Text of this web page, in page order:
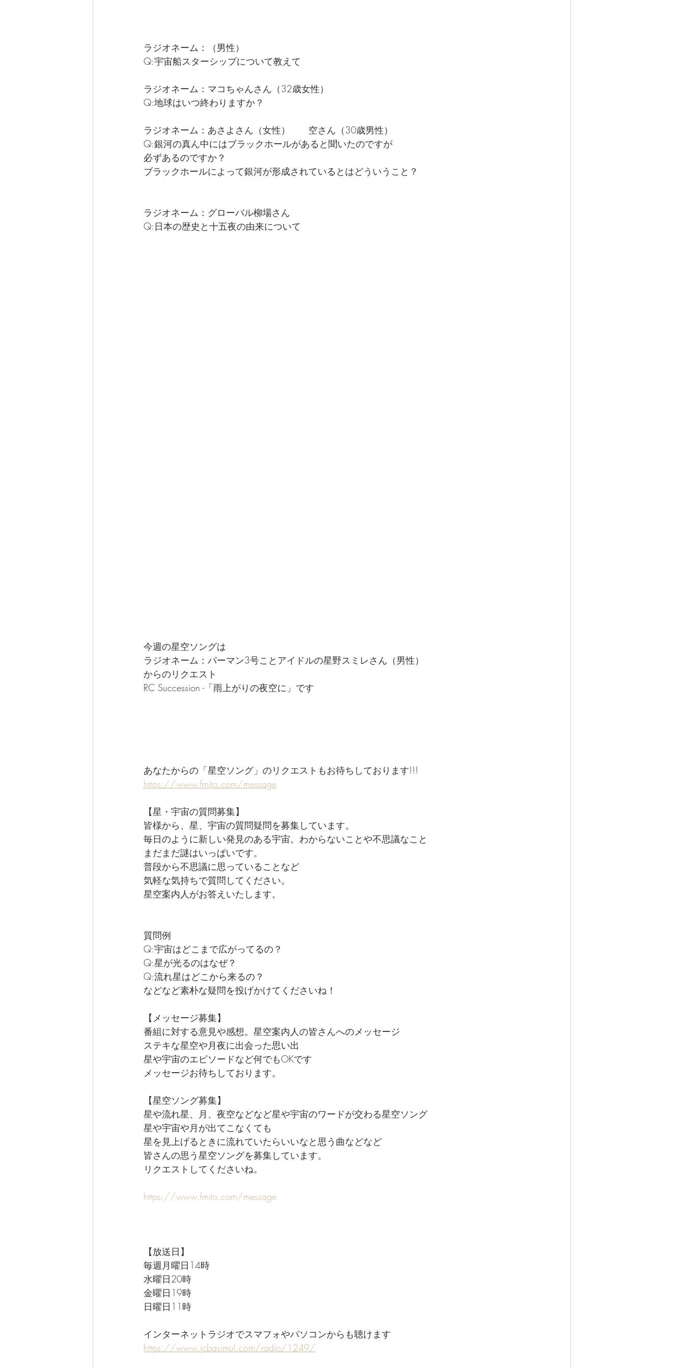
ラジオネーム：（男性）
Q:宇宙船スターシップについて教えて
ラジオネーム：マコちゃんさん（32歳女性）
Q:地球はいつ終わりますか？
ラジオネーム：あさよさん（女性）　　空さん（30歳男性）
Q:銀河の真ん中にはブラックホールがあると聞いたのですが
必ずあるのですか？
ブラックホールによって銀河が形成されているとはどういうこと？
ラジオネーム：グローバル柳場さん
Q:日本の歴史と十五夜の由来について
今週の星空ソングは
ラジオネーム：パーマン3号ことアイドルの星野スミレさん（男性）
からのリクエスト
RC Succession -「雨上がりの夜空に」です
あなたからの「星空ソング」のリクエストもお待ちしております!!!
https://www.fmito.com/message
【星・宇宙の質問募集】
皆様から、星、宇宙の質問疑問を募集しています。
毎日のように新しい発見のある宇宙。わからないことや不思議なこと
まだまだ謎はいっぱいです。
普段から不思議に思っていることなど
気軽な気持ちで質問してください。
星空案内人がお答えいたします。
質問例
Q:宇宙はどこまで広がってるの？
Q:星が光るのはなぜ？
Q:流れ星はどこから来るの？
などなど素朴な疑問を投げかけてくださいね！
【メッセージ募集】
番組に対する意見や感想。星空案内人の皆さんへのメッセージ
ステキな星空や月夜に出会った思い出
星や宇宙のエピソードなど何でもOKです
メッセージお待ちしております。
【星空ソング募集】
星や流れ星、月、夜空などなど星や宇宙のワードが交わる星空ソング
星や宇宙や月が出てこなくても
星を見上げるときに流れていたらいいなと思う曲などなど
皆さんの思う星空ソングを募集しています。
リクエストしてくださいね。
https://www.fmito.com/message
【放送日】
毎週月曜日14時
水曜日20時
金曜日19時
日曜日11時
インターネットラジオでスマフォやパソコンからも聴けます
https://www.jcbasimul.com/radio/1249/